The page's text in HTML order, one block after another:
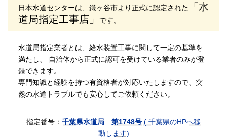
日本水道センターは、鎌ヶ谷市より正式に認定された
「水
道局指定工事店」
です。
水道局指定業者とは、給水装置工事に関して一定の基準を
満たし、 自治体から正式に認可を受けている業者のみが登
録できます。
専門知識と経験を持つ有資格者が対応いたしますので、突
然の水道トラブルでも安心してご依頼ください。
指定番号： 千葉県水道局 第1748号 ( 千葉県のHPへ移
動します)